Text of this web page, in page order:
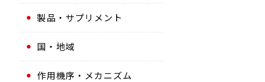
製品・サプリメント
国・地域
作用機序・メカニズム